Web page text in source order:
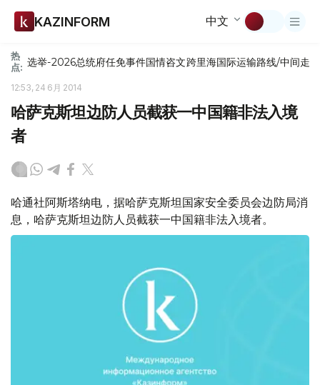
KAZINFORM 中文
热
点: 选举-2026总统府任免事件国情咨文跨里海国际运输路线/中间走廊
12:53, 24 6月 2014
哈萨克斯坦边防人员截获一中国籍非法入境
者
哈通社阿斯塔纳电，据哈萨克斯坦国家安全委员会边防局消
息，哈萨克斯坦边防人员截获一中国籍非法入境者。